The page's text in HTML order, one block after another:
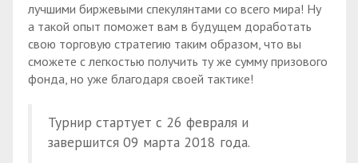
лучшими биржевыми спекулянтами со всего мира! Ну
а такой опыт поможет вам в будущем доработать
свою торговую стратегию таким образом, что вы
сможете с легкостью получить ту же сумму призового
фонда, но уже благодаря своей тактике!
Турнир стартует с 26 февраля и
завершится 09 марта 2018 года.